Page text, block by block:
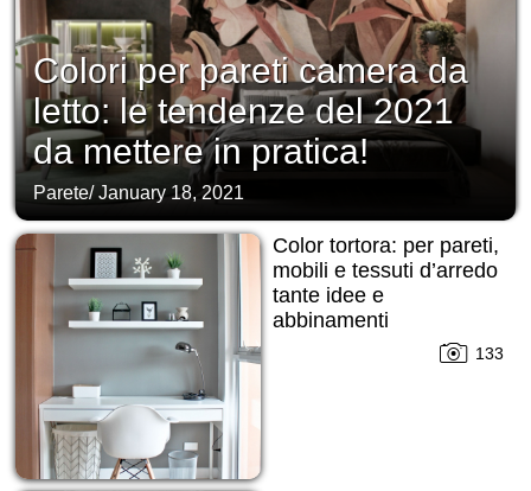
Colori per pareti camera da
letto: le tendenze del 2021
da mettere in pratica!
Parete/January 18, 2021
Color tortora: per pareti,
mobili e tessuti d’arredo
tante idee e
abbinamenti
133